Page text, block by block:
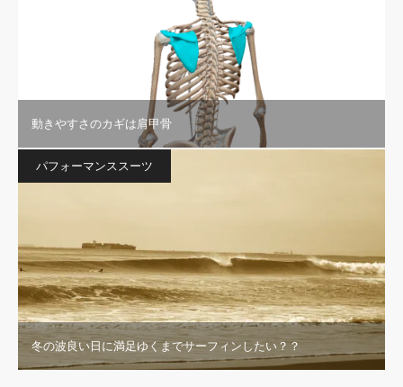
動きやすさのカギは肩甲骨
パフォーマンススーツ
冬の波良い日に満足ゆくまでサーフィンしたい？？